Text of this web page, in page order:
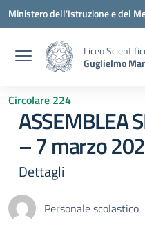
Vai ai contenuti
Vai al menu di navigazione
Vai al footer
Ministero dell'Istruzione e del
Liceo
Guglielmo
Circolare 224
ASSEMBLEA
– 7 marzo
Dettagli
Personale scolastico